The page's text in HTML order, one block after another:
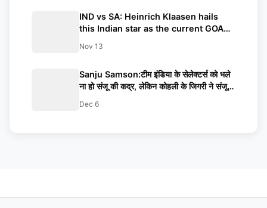
IND vs SA: Heinrich Klaasen hails
this Indian star as the current GOAT
Nov 13
Sanju Samson:टीम इंडिया के सेलेक्टर्स को भले
ना हो संजू की कद्र, लेकिन कोहली के जिगरी ने संजू
Dec 6